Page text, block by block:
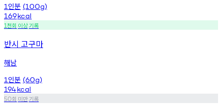
1 인분 (100g)
169kcal
1천회 이상기록
반시 고구마
해남
1 인분 (60g)
194kcal
50회 미만기록